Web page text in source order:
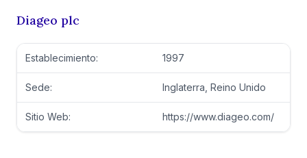
Diageo plc
Establecimiento: 1997
Sede: Inglaterra, Reino Unido
Sitio Web: https://www.diageo.com/